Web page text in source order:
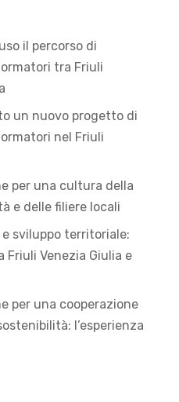
il percorso di
tra Friuli
un nuovo progetto di
nel Friuli
per una cultura della
e delle filiere locali
sviluppo territoriale:
Friuli Venezia Giulia e
per una cooperazione
l’esperienza